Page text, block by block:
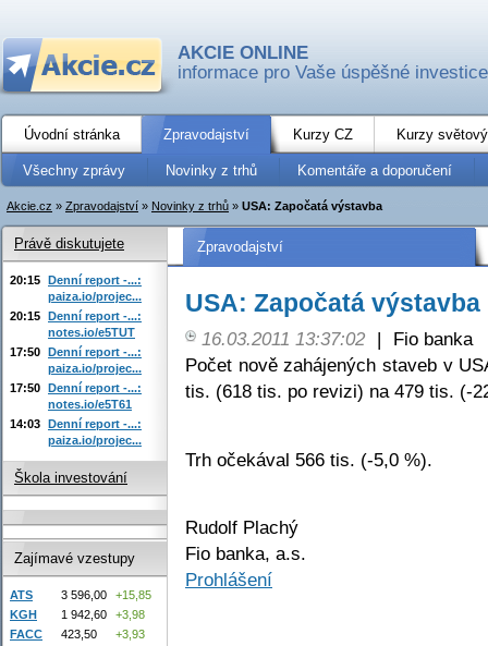
AKCIE ONLINE
informace pro Vaše úspěšné investice
Úvodní stránka Zpravodajství Kurzy CZ Kurzy
Všechny zprávy Novinky z trhů Komentáře a doporučení
Akcie.cz » Zpravodajství » Novinky z trhů » USA: Započatá výstavba
Zpravodajství
USA: Započatá výstavba
16.03.2011 13:37:02 |
Fio banka
Počet nově zahájených staveb v
tis. (618 tis. po revizi) na 479 tis. (-
Trh očekával 566 tis. (-5,0 %).
Rudolf Plachý
Fio banka, a.s.
Prohlášení
Právě diskutujete
20:15 Denní report -...:
paiza.io/projec...
20:15 Denní report -...:
notes.io/e5TUT
17:50 Denní report -...:
paiza.io/projec...
17:50 Denní report -...:
notes.io/e5T61
14:03 Denní report -...:
paiza.io/projec...
Škola investování
Zajímavé vzestupy
ATS 3 596,00
+15,85
KGH
1 942,60
+3,98
FACC
423,50
+3,93